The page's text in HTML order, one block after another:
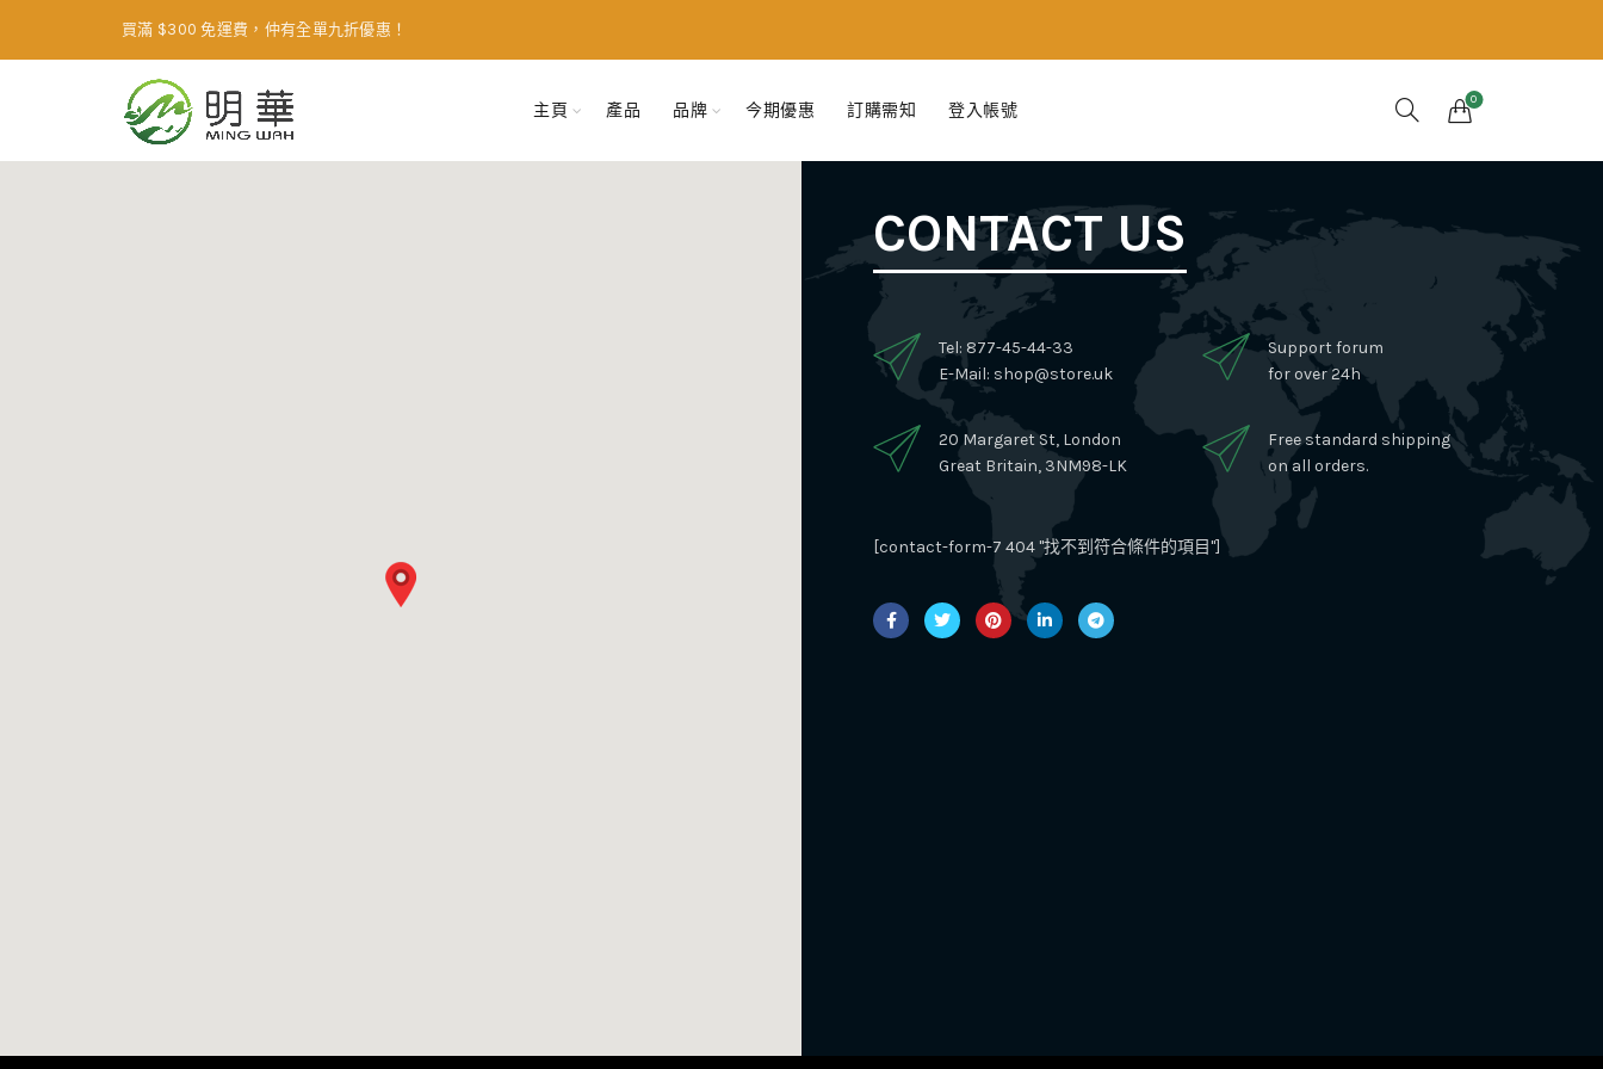
買滿 $300 免運費，仲有全單九折優惠！
主頁 產品 品牌 今期優惠 訂購需知 登入帳號
0
CONTACT US
Tel: 877-45-44-33
E-Mail: shop@store.uk
20 Margaret St, London
Great Britain, 3NM98-LK
Support forum
for over 24h
Free standard shipping
on all orders.
[contact-form-7 404 "找不到符合條件的項目"]